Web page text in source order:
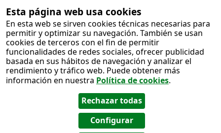
Esta página web usa cookies
En esta web se sirven cookies técnicas necesarias para
permitir y optimizar su navegación. También se usan
cookies de terceros con el fin de permitir
funcionalidades de redes sociales, ofrecer publicidad
basada en sus hábitos de navegación y analizar el
rendimiento y tráfico web. Puede obtener más
información en nuestra Política de cookies.